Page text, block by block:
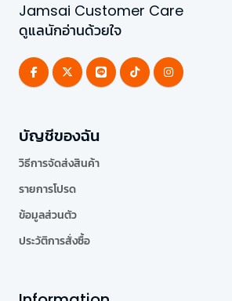
Jamsai Customer Care
ดูแลนักอ่านด้วยใจ
บัญชีของฉัน
วิธีการจัดส่งสินค้า
รายการโปรด
ข้อมูลส่วนตัว
ประวัติการสั่งซื้อ